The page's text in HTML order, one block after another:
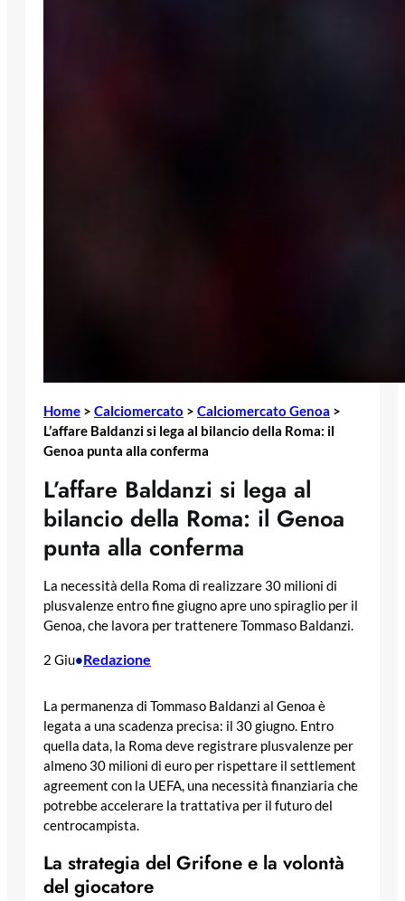
Home > Calciomercato > Calciomercato Genoa >
L’affare Baldanzi si lega al bilancio della Roma: il
Genoa punta alla conferma
L’affare Baldanzi si lega al
bilancio della Roma: il Genoa
punta alla conferma
La necessità della Roma di realizzare 30 milioni di
plusvalenze entro fine giugno apre uno spiraglio per il
Genoa, che lavora per trattenere Tommaso Baldanzi.
2 Giu•Redazione
La permanenza di Tommaso Baldanzi al Genoa è
legata a una scadenza precisa: il 30 giugno. Entro
quella data, la Roma deve registrare plusvalenze per
almeno 30 milioni di euro per rispettare il settlement
agreement con la UEFA, una necessità finanziaria che
potrebbe accelerare la trattativa per il futuro del
centrocampista.
La strategia del Grifone e la volontà
del giocatore